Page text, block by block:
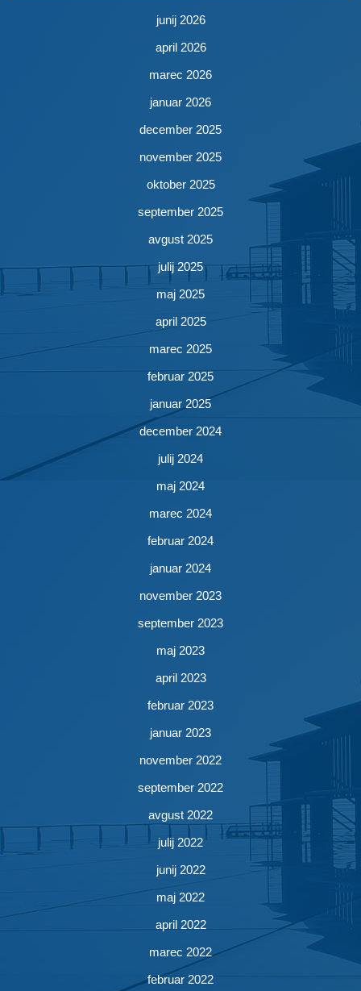
junij 2026
april 2026
marec 2026
januar 2026
december 2025
november 2025
oktober 2025
september 2025
avgust 2025
julij 2025
maj 2025
april 2025
marec 2025
februar 2025
januar 2025
december 2024
julij 2024
maj 2024
marec 2024
februar 2024
januar 2024
november 2023
september 2023
maj 2023
april 2023
februar 2023
januar 2023
november 2022
september 2022
avgust 2022
julij 2022
junij 2022
maj 2022
april 2022
marec 2022
februar 2022